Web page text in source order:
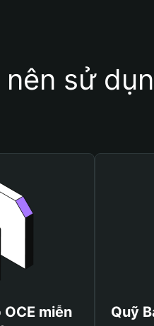
sử
miễn
Quỹ